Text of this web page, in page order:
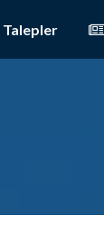
Talepler